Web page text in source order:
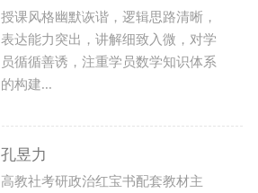
授课风格幽默诙谐，逻辑思路清晰，
表达能力突出，讲解细致入微，对学
员循循善诱，注重学员数学知识体系
的构建...
孔昱力
高教社考研政治红宝书配套教材主